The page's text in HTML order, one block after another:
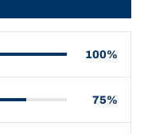
100%
75%